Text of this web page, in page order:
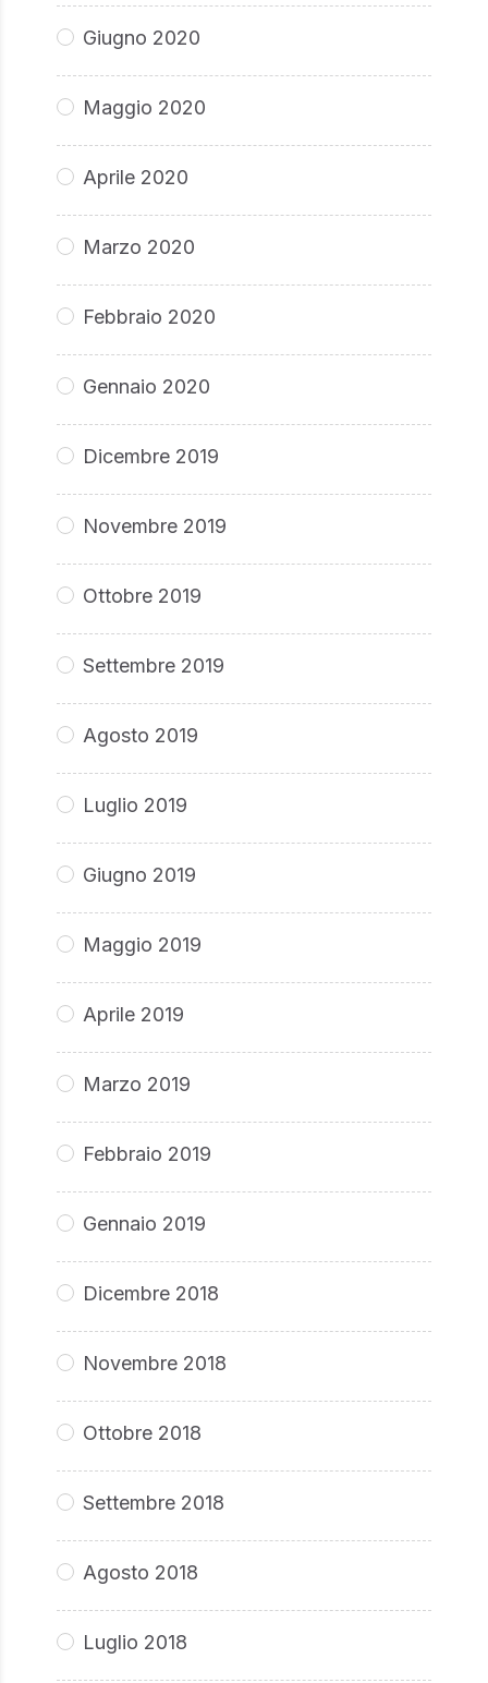
Giugno 2020
Maggio 2020
Aprile 2020
Marzo 2020
Febbraio 2020
Gennaio 2020
Dicembre 2019
Novembre 2019
Ottobre 2019
Settembre 2019
Agosto 2019
Luglio 2019
Giugno 2019
Maggio 2019
Aprile 2019
Marzo 2019
Febbraio 2019
Gennaio 2019
Dicembre 2018
Novembre 2018
Ottobre 2018
Settembre 2018
Agosto 2018
Luglio 2018